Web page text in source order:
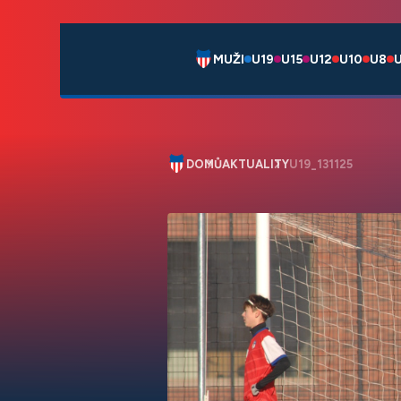
MUŽI U19 U15 U12 U10 U8
DOMŮAKTUALITYU19_131125